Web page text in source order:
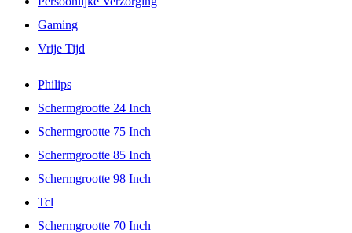
Gaming
Vrije Tijd
Philips
Schermgrootte 24 Inch
Schermgrootte 75 Inch
Schermgrootte 85 Inch
Schermgrootte 98 Inch
Tcl
Schermgrootte 70 Inch